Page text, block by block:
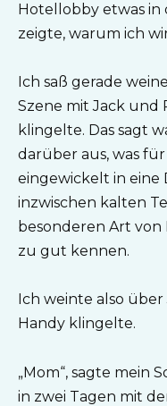
Hotellobby etwas in
zeigte, warum ich
Ich saß gerade
Szene mit Jack und
klingelte. Das sagt
darüber aus, was
eingewickelt in eine
inzwischen kalten
besonderen Art von
zu gut kennen.
Ich weinte also über
Handy klingelte.
„Mom“, sagte mein
in zwei Tagen mit